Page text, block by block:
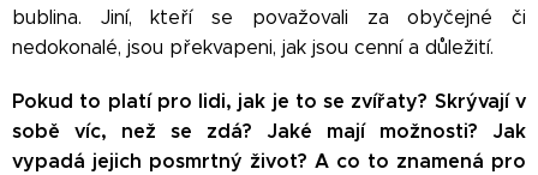
bublina. Jiní, kteří se považovali za obyčejné či
nedokonalé, jsou překvapeni, jak jsou cenní a důležití.
Pokud to platí pro lidi, jak je to se zvířaty? Skrývají v
sobě víc, než se zdá? Jaké mají možnosti? Jak
vypadá jejich posmrtný život? A co to znamená pro